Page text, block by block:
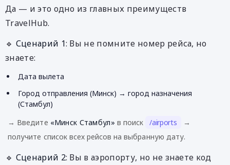
Да — и это одно из главных преимуществ
TravelHub.
🔹 Сценарий 1: Вы не помните номер рейса, но
знаете:
Дата вылета
Город отправления (Минск) → город назначения
(Стамбул)
→ Введите «Минск Стамбул» в поиск /airports
→
получите список всех рейсов на выбранную дату.
🔹 Сценарий 2: Вы в аэропорту, но не знаете код